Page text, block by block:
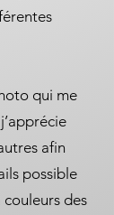
qui me
afin
possible
des